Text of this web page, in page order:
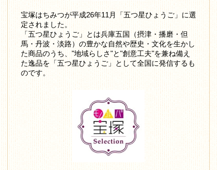
宝塚はちみつが平成26年11月「五つ星ひょうご」に選
定されました。
「五つ星ひょうご」とは兵庫五国（摂津・播磨・但
馬・丹波・淡路）の豊かな自然や歴史・文化を生かし
た商品のうち、"地域らしさ"と"創意工夫"を兼ね備え
た逸品を「五つ星ひょうご」として全国に発信するも
のです。